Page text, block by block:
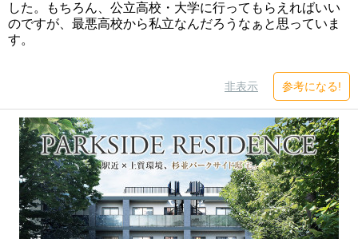
した。もちろん、公立高校・大学に行ってもらえればいい
のですが、最悪高校から私立なんだろうなぁと思っていま
す。
非表示 参考になる!